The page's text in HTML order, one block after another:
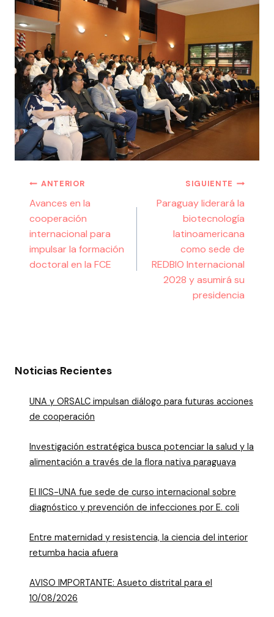
ANTERIOR
Avances en la
cooperación
internacional para
impulsar la formación
doctoral en la FCE
SIGUIENTE
Paraguay liderará la
biotecnología
latinoamericana
como sede de
REDBIO Internacional
2028 y asumirá su
presidencia
Noticias Recientes
UNA y ORSALC impulsan diálogo para futuras acciones
de cooperación
Investigación estratégica busca potenciar la salud y la
alimentación a través de la flora nativa paraguaya
El IICS-UNA fue sede de curso internacional sobre
diagnóstico y prevención de infecciones por E. coli
Entre maternidad y resistencia, la ciencia del interior
retumba hacia afuera
AVISO IMPORTANTE: Asueto distrital para el
10/08/2026